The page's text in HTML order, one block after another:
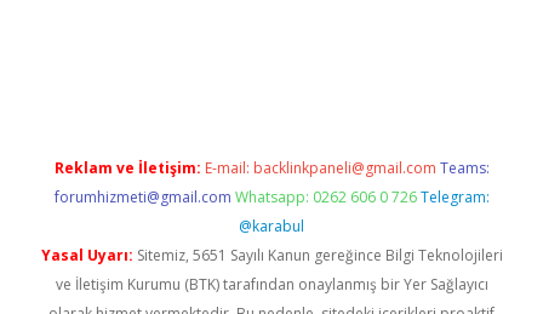
Reklam ve İletişim: E-mail: backlinkpaneli@gmail.com Teams:
forumhizmeti@gmail.com Whatsapp: 0262 606 0 726 Telegram:
@karabul
Yasal Uyarı: Sitemiz, 5651 Sayılı Kanun gereğince Bilgi Teknolojileri
ve İletişim Kurumu (BTK) tarafından onaylanmış bir Yer Sağlayıcı